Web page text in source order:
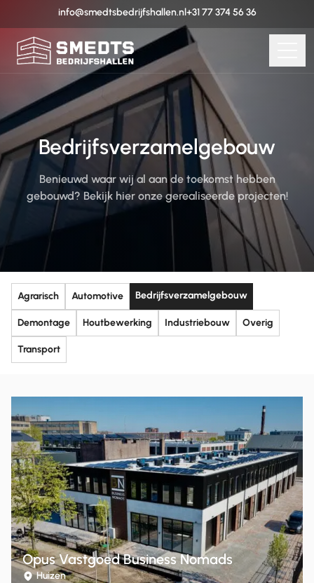
info@smedtsbedrijfshallen.nl+31 77 374 56 36
Bedrijfsverzamelgebouw
Benieuwd waar wij al aan de toekomst hebben
gebouwd? Bekijk hier onze gerealiseerde projecten!
Agrarisch Automotive Bedrijfsverzamelgebouw
Demontage Houtbewerking Industriebouw Overig
Transport
Opus Vastgoed Business Nomads
Huizen